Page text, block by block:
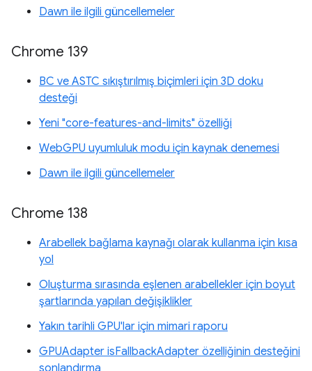
Dawn ile ilgili güncellemeler
Chrome 139
BC ve ASTC sıkıştırılmış biçimleri için 3D doku
desteği
Yeni "core-features-and-limits" özelliği
WebGPU uyumluluk modu için kaynak denemesi
Dawn ile ilgili güncellemeler
Chrome 138
Arabellek bağlama kaynağı olarak kullanma için kısa
yol
Oluşturma sırasında eşlenen arabellekler için boyut
şartlarında yapılan değişiklikler
Yakın tarihli GPU'lar için mimari raporu
GPUAdapter isFallbackAdapter özelliğinin desteğini
sonlandırma